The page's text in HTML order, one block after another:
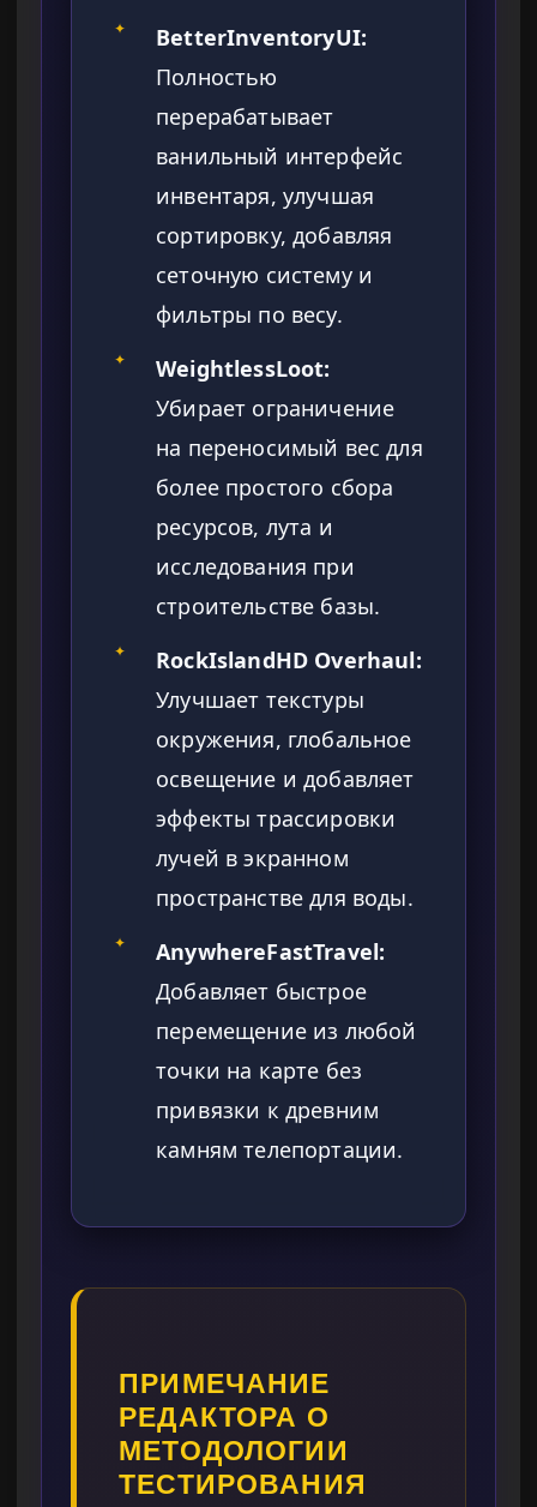
✦
BetterInventoryUI:
Полностью
перерабатывает
ванильный интерфейс
инвентаря, улучшая
сортировку, добавляя
сеточную систему и
фильтры по весу.
✦
WeightlessLoot:
Убирает ограничение
на переносимый вес для
более простого сбора
ресурсов, лута и
исследования при
строительстве базы.
✦
RockIslandHD Overhaul:
Улучшает текстуры
окружения, глобальное
освещение и добавляет
эффекты трассировки
лучей в экранном
пространстве для воды.
✦
AnywhereFastTravel:
Добавляет быстрое
перемещение из любой
точки на карте без
привязки к древним
камням телепортации.
ПРИМЕЧАНИЕ
РЕДАКТОРА О
МЕТОДОЛОГИИ
ТЕСТИРОВАНИЯ